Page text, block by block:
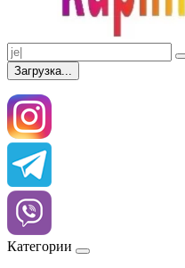
Загрузка...
Категории